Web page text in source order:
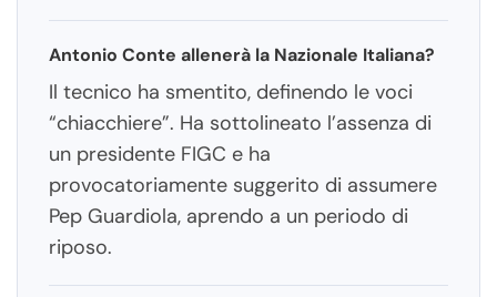
Antonio Conte allenerà la Nazionale Italiana?
Il tecnico ha smentito, definendo le voci
“chiacchiere”. Ha sottolineato l’assenza di
un presidente FIGC e ha
provocatoriamente suggerito di assumere
Pep Guardiola, aprendo a un periodo di
riposo.